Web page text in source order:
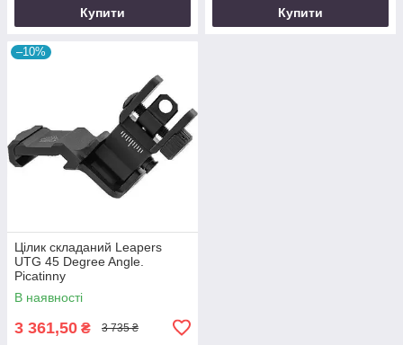
Купити Купити
–10%
Цілик складаний Leapers
UTG 45 Degree Angle.
Picatinny
В наявності
3 361,50 ₴ 3 735 ₴